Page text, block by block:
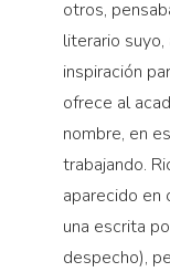
otros,
literario suyo,
inspiración
ofrece al
nombre, en
trabajando.
aparecido en
una escrita
despecho),